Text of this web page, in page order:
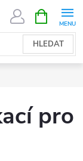
HLEDAT
NÁKUPNÍ
KOŠÍK
pro